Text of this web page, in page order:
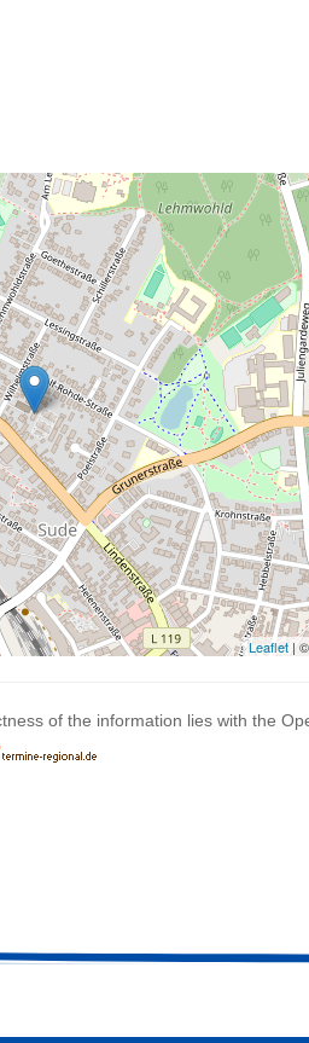
Leaflet|
of the information lies with the